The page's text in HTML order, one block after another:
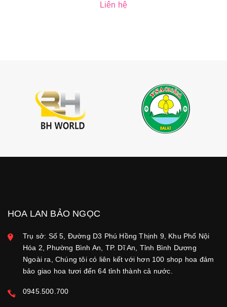
Liên hệ
HOA LAN BẢO NGỌC
Trụ sở: Số 5, Đường D3 Phú Hồng Thịnh 9, Khu Phố Nội
Hóa 2, Phường Bình An, TP. Dĩ An, Tỉnh Bình Dương
Ngoài ra, Chúng tôi có liên kết với hơn 100 shop hoa đảm
bảo giao hoa tươi đến 64 tỉnh thành cả nước.
0945.500.700